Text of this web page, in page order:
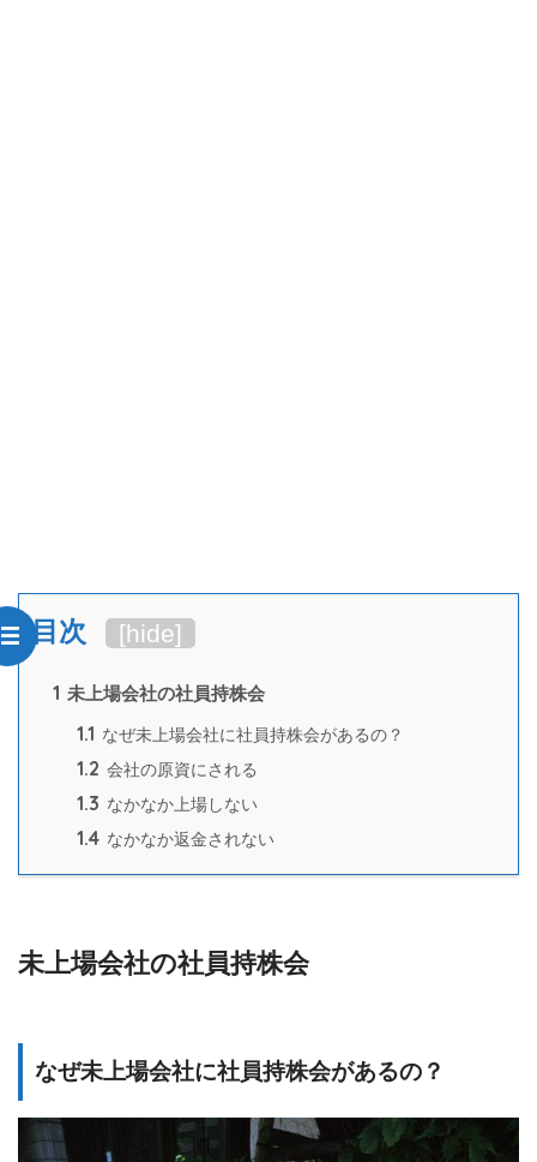
目次 [hide]
1 未上場会社の社員持株会
1.1 なぜ未上場会社に社員持株会があるの？
1.2 会社の原資にされる
1.3 なかなか上場しない
1.4 なかなか返金されない
未上場会社の社員持株会
なぜ未上場会社に社員持株会があるの？